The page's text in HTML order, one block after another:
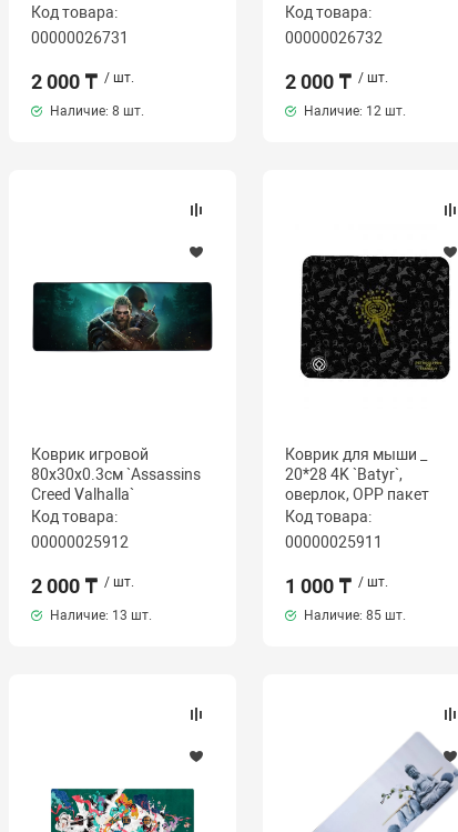
Код товара:
00000026731
2 000 ₸ / шт.
Наличие: 8 шт.
Код товара:
00000026732
2 000 ₸ / шт.
Наличие: 12 шт.
Коврик игровой
80x30x0.3см `Assassins
Creed Valhalla`
Код товара:
00000025912
2 000 ₸ / шт.
Наличие: 13 шт.
Коврик для мыши _
20*28 4K `Batyr`,
оверлок, OPP пакет
Код товара:
00000025911
1 000 ₸ / шт.
Наличие: 85 шт.